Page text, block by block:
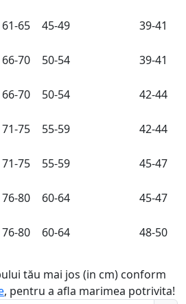
61-65 45-49 39-41
66-70 50-54 39-41
66-70 50-54 42-44
71-75 55-59 42-44
71-75 55-59 45-47
76-80 60-64 45-47
76-80 60-64
48-50
tău mai jos (in cm) conform
, pentru a afla marimea potrivita!